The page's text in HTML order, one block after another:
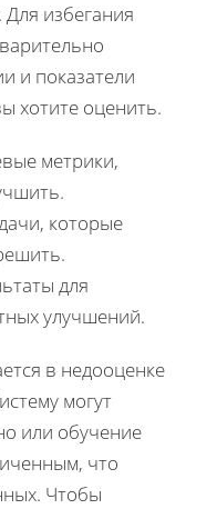
избегания
и показатели
хотите оценить.
метрики,
которые
для
улучшений.
в недооценке
могут
или обучение
что
Чтобы